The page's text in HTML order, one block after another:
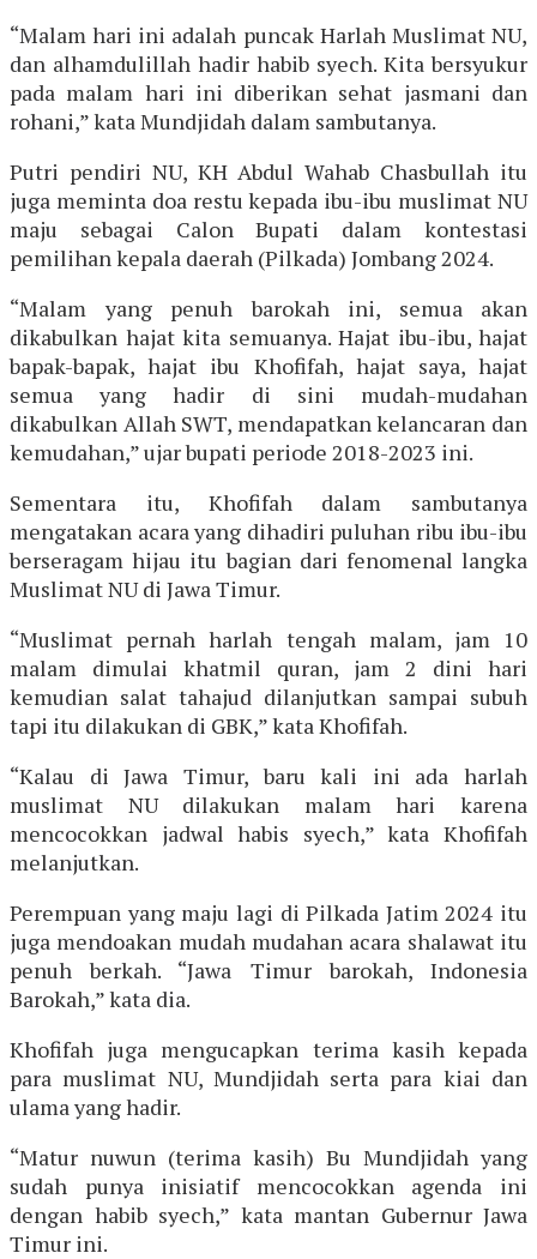
“Malam hari ini adalah puncak Harlah Muslimat NU,
dan alhamdulillah hadir habib syech. Kita bersyukur
pada malam hari ini diberikan sehat jasmani dan
rohani,” kata Mundjidah dalam sambutanya.
Putri pendiri NU, KH Abdul Wahab Chasbullah itu
juga meminta doa restu kepada ibu-ibu muslimat NU
maju sebagai Calon Bupati dalam kontestasi
pemilihan kepala daerah (Pilkada) Jombang 2024.
“Malam yang penuh barokah ini, semua akan
dikabulkan hajat kita semuanya. Hajat ibu-ibu, hajat
bapak-bapak, hajat ibu Khofifah, hajat saya, hajat
semua yang hadir di sini mudah-mudahan
dikabulkan Allah SWT, mendapatkan kelancaran dan
kemudahan,” ujar bupati periode 2018-2023 ini.
Sementara itu, Khofifah dalam sambutanya
mengatakan acara yang dihadiri puluhan ribu ibu-ibu
berseragam hijau itu bagian dari fenomenal langka
Muslimat NU di Jawa Timur.
“Muslimat pernah harlah tengah malam, jam 10
malam dimulai khatmil quran, jam 2 dini hari
kemudian salat tahajud dilanjutkan sampai subuh
tapi itu dilakukan di GBK,” kata Khofifah.
“Kalau di Jawa Timur, baru kali ini ada harlah
muslimat NU dilakukan malam hari karena
mencocokkan jadwal habis syech,” kata Khofifah
melanjutkan.
Perempuan yang maju lagi di Pilkada Jatim 2024 itu
juga mendoakan mudah mudahan acara shalawat itu
penuh berkah. “Jawa Timur barokah, Indonesia
Barokah,” kata dia.
Khofifah juga mengucapkan terima kasih kepada
para muslimat NU, Mundjidah serta para kiai dan
ulama yang hadir.
“Matur nuwun (terima kasih) Bu Mundjidah yang
sudah punya inisiatif mencocokkan agenda ini
dengan habib syech,” kata mantan Gubernur Jawa
Timur ini.